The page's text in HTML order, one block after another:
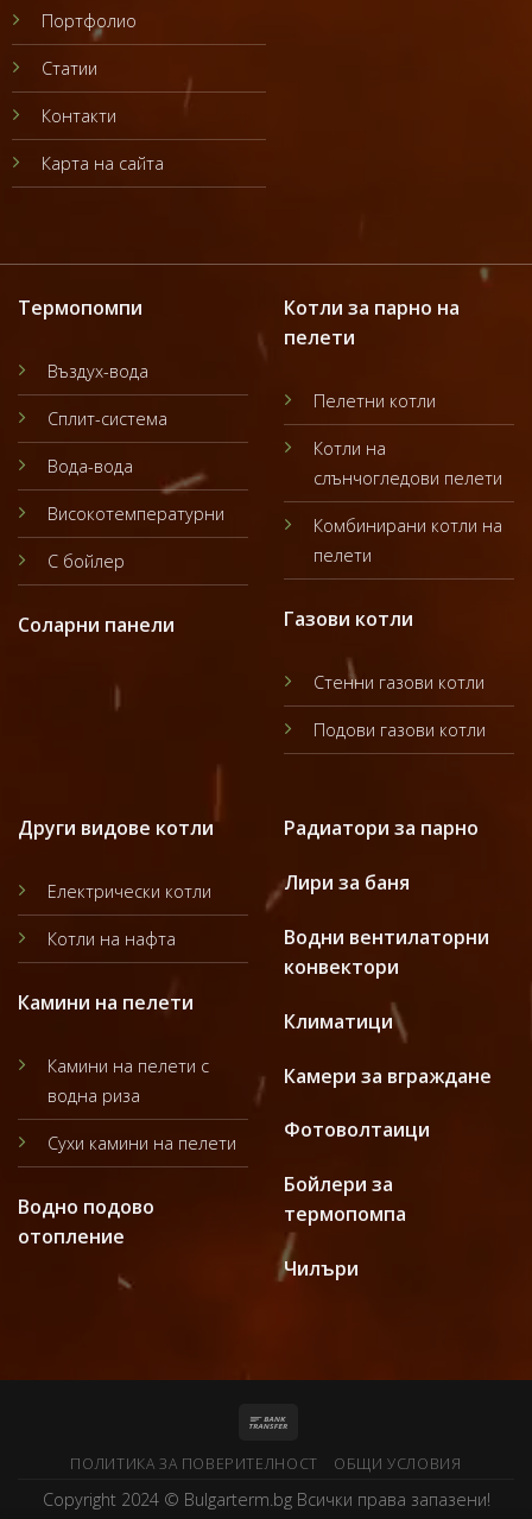
Портфолио
Статии
Контакти
Карта на сайта
Термопомпи
Въздух-вода
Сплит-система
Вода-вода
Високотемпературни
С бойлер
Соларни панели
Котли за парно на
пелети
Пелетни котли
Котли на
слънчогледови пелети
Комбинирани котли на
пелети
Газови котли
Стенни газови котли
Подови газови котли
Други видове котли
Електрически котли
Котли на нафта
Камини на пелети
Камини на пелети с
водна риза
Сухи камини на пелети
Водно подово
отопление
Радиатори за парно
Лири за баня
Водни вентилаторни
конвектори
Климатици
Камери за вграждане
Фотоволтаици
Бойлери за
термопомпа
Чилъри
ПОЛИТИКА ЗА ПОВЕРИТЕЛНОСТ ОБЩИ УСЛОВИЯ
Copyright 2024 © Bulgarterm.bgВсички права запазени!